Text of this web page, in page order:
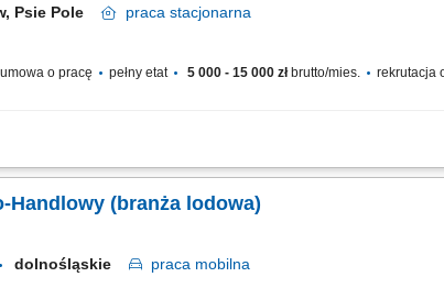
Psie Pole praca stacjonarna
umowa o pracę pełny etat 5 000 - 15 000 złbrutto/mies. rekrutacja
i nawiązywanie relacji biznesowych, umawianie spotkań z
Handlowy (branża lodowa)
dolnośląskie praca mobilna